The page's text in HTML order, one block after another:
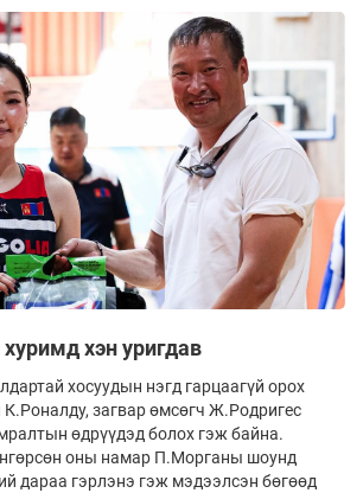
хэн уригдав
хосуудын нэгд гарцаагүй орох
К.Роналду, загвар өмсөгч Ж.Родригес
өдрүүдэд болох гэж байна.
оны намар П.Морганы шоунд
дараа гэрлэнэ гэж мэдээлсэн бөгөөд